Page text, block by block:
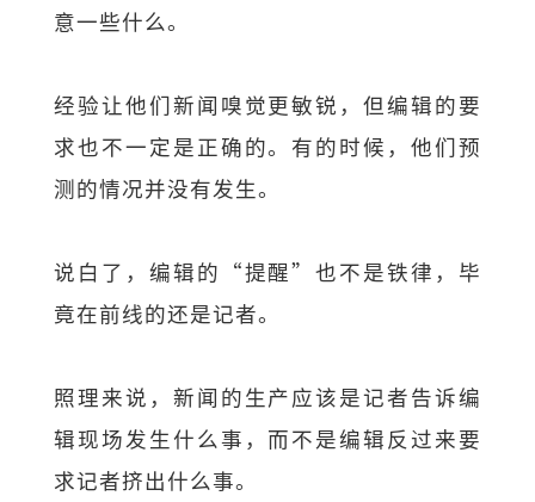
意一些什么。
经验让他们新闻嗅觉更敏锐，但编辑的要
求也不一定是正确的。有的时候，他们预
测的情况并没有发生。
说白了，编辑的“提醒”也不是铁律，毕
竟在前线的还是记者。
照理来说，新闻的生产应该是记者告诉编
辑现场发生什么事，而不是编辑反过来要
求记者挤出什么事。